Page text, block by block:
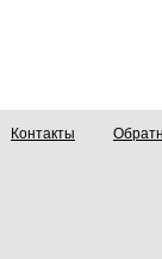
Контакты